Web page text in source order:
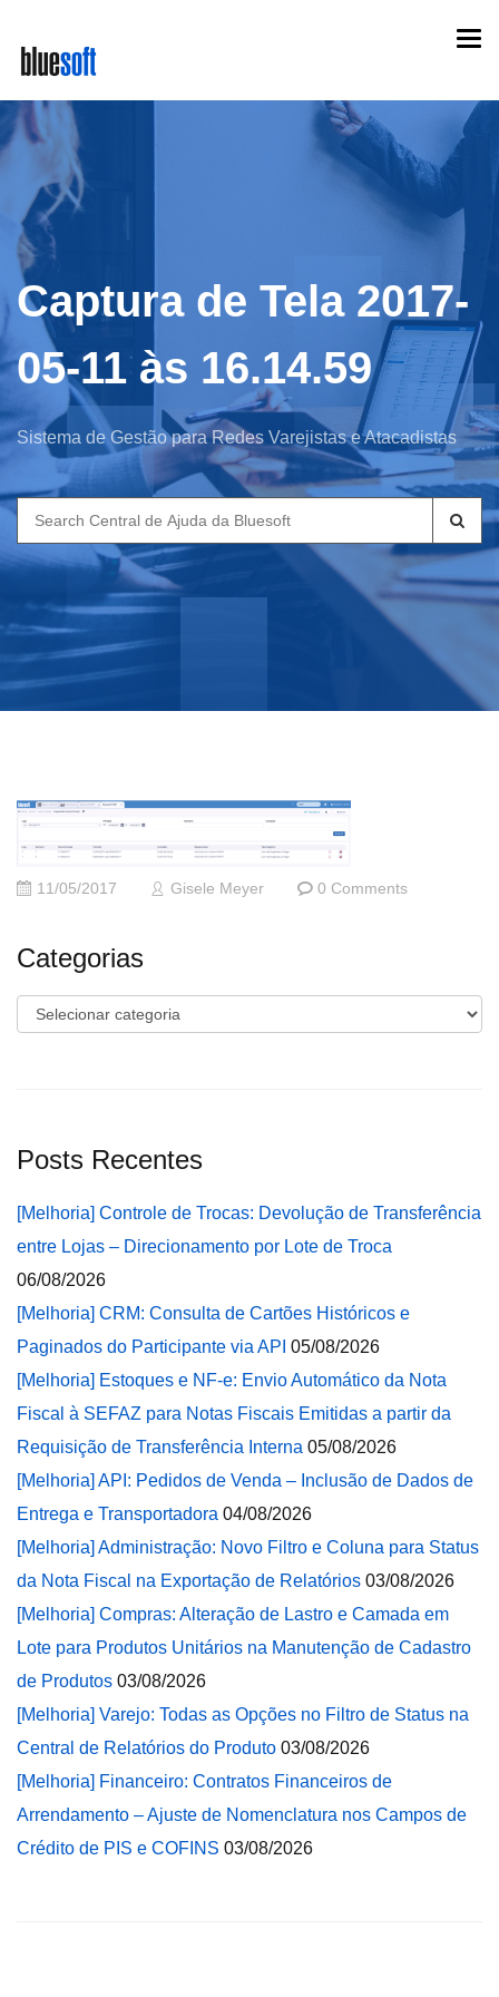
main
content
Captura de Tela 2017-
05-11 às 16.14.59
Sistema de Gestão para Redes Varejistas e Atacadistas
Search
for:
11/05/2017 Gisele Meyer 0 Comments
Categorias
Categorias
Posts Recentes
[Melhoria] Controle de Trocas: Devolução de Transferência
entre Lojas – Direcionamento por Lote de Troca
06/08/2026
[Melhoria] CRM: Consulta de Cartões Históricos e
Paginados do Participante via API 05/08/2026
[Melhoria] Estoques e NF-e: Envio Automático da Nota
Fiscal à SEFAZ para Notas Fiscais Emitidas a partir da
Requisição de Transferência Interna 05/08/2026
[Melhoria] API: Pedidos de Venda – Inclusão de Dados de
Entrega e Transportadora 04/08/2026
[Melhoria] Administração: Novo Filtro e Coluna para Status
da Nota Fiscal na Exportação de Relatórios 03/08/2026
[Melhoria] Compras: Alteração de Lastro e Camada em
Lote para Produtos Unitários na Manutenção de Cadastro
de Produtos 03/08/2026
[Melhoria] Varejo: Todas as Opções no Filtro de Status na
Central de Relatórios do Produto 03/08/2026
[Melhoria] Financeiro: Contratos Financeiros de
Arrendamento – Ajuste de Nomenclatura nos Campos de
Crédito de PIS e COFINS 03/08/2026